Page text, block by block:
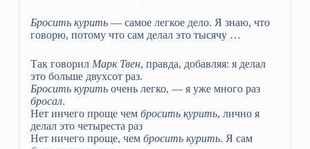
Бросить курить— самое легкое дело. Я знаю, что
говорю, потому что сам делал это тысячу …
Так говорил Марк Твен, правда, добавляя: я делал
это больше двухсот раз.
Бросить куритьочень легко, — я уже много раз
бросал.
Нет инчего проще чем бросить курить, лично я
делал это четыреста раз
Нет ничего проще, чем бросить курить. Я сам